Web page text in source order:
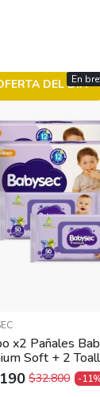
x2 Pañales
Soft + 2
– G
DEL DÍA
$32.800 -
En